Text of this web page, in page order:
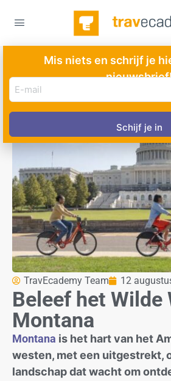
TravEcademy Team 12
Beleef het Wilde
Montana
Montana is het hart van het
westen, met een uitgestrekt,
landschap dat wacht om
Mis niets en schrijf je
E-
mail
adres